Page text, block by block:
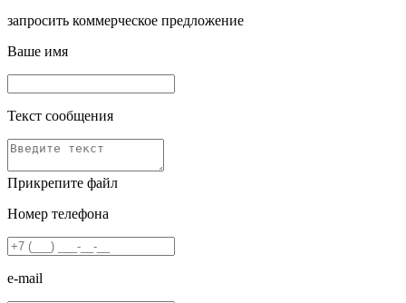
запросить коммерческое предложение
Ваше имя
Текст сообщения
Прикрепите файл
Номер телефона
e-mail